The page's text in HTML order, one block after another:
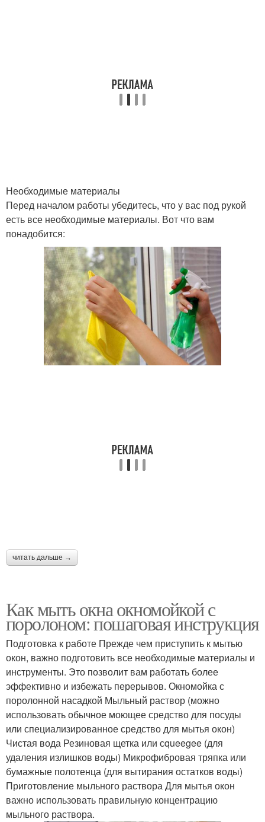
Необходимые материалы
Перед началом работы убедитесь, что у вас под рукой
есть все необходимые материалы. Вот что вам
понадобится:
читать дальше →
Как мыть окна окномойкой с
поролоном: пошаговая инструкция
Подготовка к работе Прежде чем приступить к мытью
окон, важно подготовить все необходимые материалы и
инструменты. Это позволит вам работать более
эффективно и избежать перерывов. Окномойка с
поролонной насадкой Мыльный раствор (можно
использовать обычное моющее средство для посуды
или специализированное средство для мытья окон)
Чистая вода Резиновая щетка или сqueegee (для
удаления излишков воды) Микрофибровая тряпка или
бумажные полотенца (для вытирания остатков воды)
Приготовление мыльного раствора Для мытья окон
важно использовать правильную концентрацию
мыльного раствора.